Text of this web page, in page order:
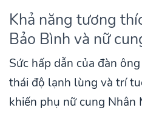
Khả năng tương
Bảo Bình và nữ
Sức hấp dẫn của đàn
thái độ lạnh lùng và trí
khiến phụ nữ cung Nhân